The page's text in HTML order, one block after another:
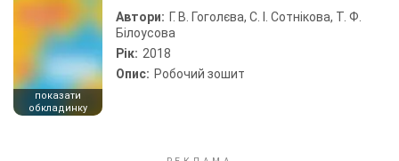
показати
обкладинку
Автори: Г. В. Гоголєва, С. І. Сотнікова, Т. Ф.
Білоусова
Рік: 2018
Опис: Робочий зошит